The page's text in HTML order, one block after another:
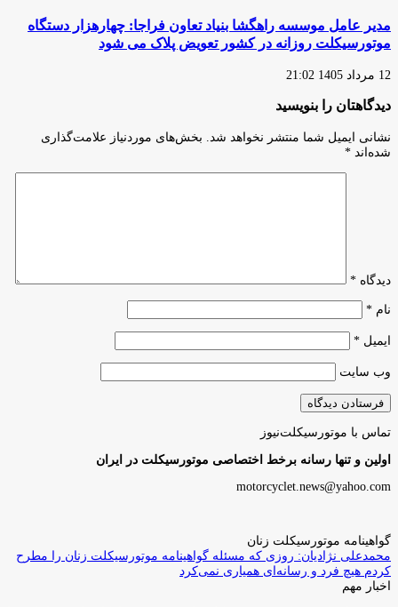
مدیر عامل موسسه راهگشا بنیاد تعاون فراجا: چهارهزار دستگاه
موتورسیکلت روزانه در کشور تعویض پلاک می شود
12 مرداد 1405 21:02
دیدگاهتان را بنویسید
نشانی ایمیل شما منتشر نخواهد شد.
بخش‌های موردنیاز علامت‌گذاری
شده‌اند *
دیدگاه *
نام *
ایمیل *
وب‌ سایت
تماس با موتورسیکلت‌نیوز
اولین و تنها رسانه برخط اختصاصی موتورسیکلت در ایران
motorcyclet.news@yahoo.com
گواهینامه موتورسیکلت زنان
محمدعلی نژادیان: روزی که مسئله گواهینامه موتورسیکلت زنان را مطرح
کردم هیچ فرد و رسانه‌ای همیاری نمی‌کرد
اخبار مهم